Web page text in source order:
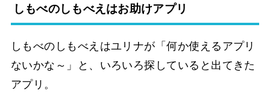
しもべのしもべえはお助けアプリ
しもべのしもべえはユリナが「何か使えるアプリ
ないかな～」と、いろいろ探していると出てきた
アプリ。